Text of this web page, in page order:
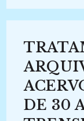
DE 30